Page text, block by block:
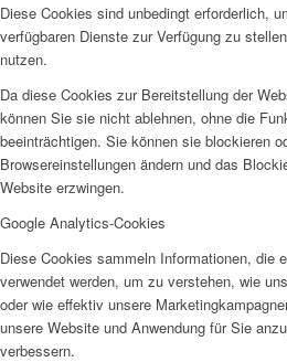
Wir als Arbeitgeberin
Mitglied werden
Diese Cookies sind unbedingt erforderlich,
verfügbaren Dienste zur Verfügung zu
nutzen.
Da diese Cookies zur Bereitstellung der
können Sie sie nicht ablehnen, ohne die
beeinträchtigen. Sie können sie blockieren
Browsereinstellungen ändern und das
Website erzwingen.
Google Analytics-Cookies
Diese Cookies sammeln Informationen, die
verwendet werden, um zu verstehen, wie
oder wie effektiv unsere
unsere Website und Anwendung für Sie
verbessern.